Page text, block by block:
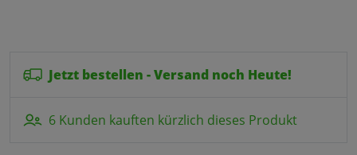
Jetzt bestellen - Versand noch Heute!
6 Kunden kauften kürzlich dieses Produkt